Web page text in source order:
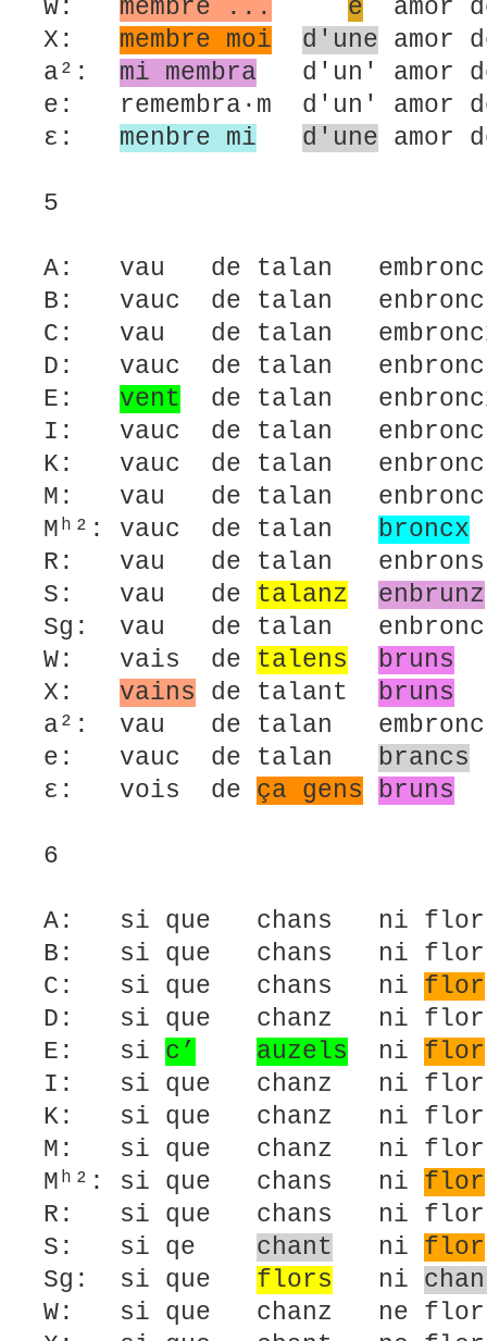
W: membre ... e amor
X: membre moi d'une amor
a²: mi membra d'un' amor
e: remembra·m d'un' amor
ε: menbre mi d'une amor
5
A: vau de talan
B: vauc de talan
C: vau de talan
D: vauc de talan
E: vent de talan
I: vauc de talan
K: vauc de talan
M: vau de talan
Mʰ²: vauc de talan broncx
R: vau de talan
S: vau de talanz enbrunz
Sg: vau de talan
W: vais de talens bruns
X: vains de talant bruns
a²: vau de talan
e: vauc de talan brancs
ε: vois de ça gens bruns
6
A: si que chans ni
B: si que chans ni
C: si que chans ni flor
D: si que chanz ni
E: si c’ auzels ni flor
I: si que chanz ni
K: si que chanz ni
M: si que chanz ni
Mʰ²: si que chans ni flor
R: si que chans ni
S: si qe chant ni flor
Sg: si que flors ni
W: si que chanz ne